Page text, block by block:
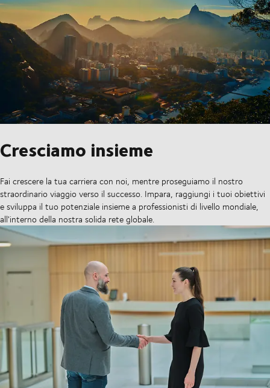
Cresciamo insieme
Fai crescere la tua carriera con noi, mentre proseguiamo il nostro
straordinario viaggio verso il successo. Impara, raggiungi i tuoi obiettivi
e sviluppa il tuo potenziale insieme a professionisti di livello mondiale,
all'interno della nostra solida rete globale.